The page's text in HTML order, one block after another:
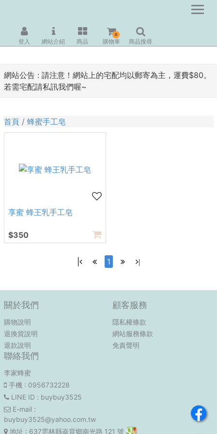
網站公告 : 請注意！網站上的宅配均以郵寄為主，運費$80。
若需宅配請私訊我們喔~
登入 網站介紹 商品 購物車
0
商品搜尋
首頁 蜂蜜手工皂
享蜜 蜂王乳手工皂
$350
1 |
關於我們
購物說明
退換貨說明
退款說明
顧客服務
隱私權條款
網站服務條款
免責聲明
聯絡我們
李家蜂蜜
手機 : 0956732228
LINE ID : buybuy3525
E-mail :
buybuy3525@yahoo.com.tw
地址 : 637雲林縣崙背鄉南光路 121 號